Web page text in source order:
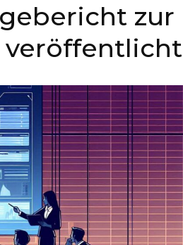
zur
veröffentlicht